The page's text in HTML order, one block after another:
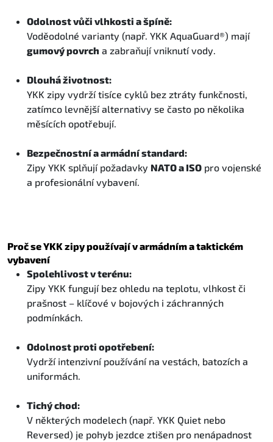
Odolnost vůči vlhkosti a špíně:
Voděodolné varianty (např. YKK AquaGuard®) mají
gumový povrch a zabraňují vniknutí vody.
Dlouhá životnost:
YKK zipy vydrží tisíce cyklů bez ztráty funkčnosti,
zatímco levnější alternativy se často po několika
měsících opotřebují.
Bezpečnostní a armádní standard:
Zipy YKK splňují požadavky NATO a ISO pro vojenské
a profesionální vybavení.
Proč se YKK zipy používají v armádním a taktickém
vybavení
Spolehlivost v terénu:
Zipy YKK fungují bez ohledu na teplotu, vlhkost či
prašnost – klíčové v bojových i záchranných
podmínkách.
Odolnost proti opotřebení:
Vydrží intenzivní používání na vestách, batozích a
uniformách.
Tichý chod:
V některých modelech (např. YKK Quiet nebo
Reversed) je pohyb jezdce ztišen pro nenápadnost